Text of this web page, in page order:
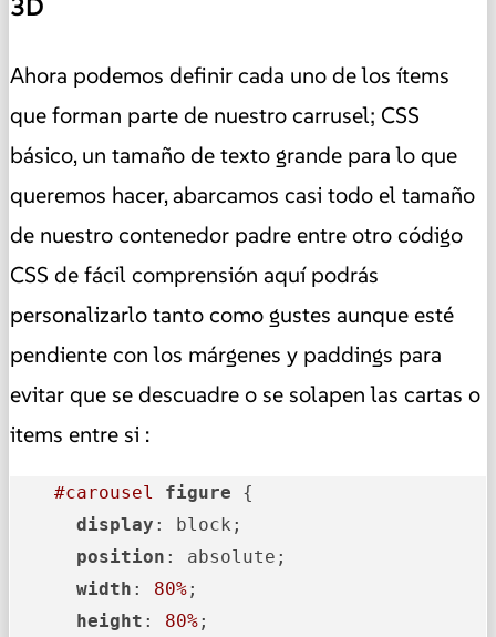
3D
Ahora podemos definir cada uno de los ítems
que forman parte de nuestro carrusel; CSS
básico, un tamaño de texto grande para lo que
queremos hacer, abarcamos casi todo el tamaño
de nuestro contenedor padre entre otro código
CSS de fácil comprensión aquí podrás
personalizarlo tanto como gustes aunque esté
pendiente con los márgenes y paddings para
evitar que se descuadre o se solapen las cartas o
items entre si :
#carousel figure {
display : block;
position : absolute;
width : 80%;
height : 80%;